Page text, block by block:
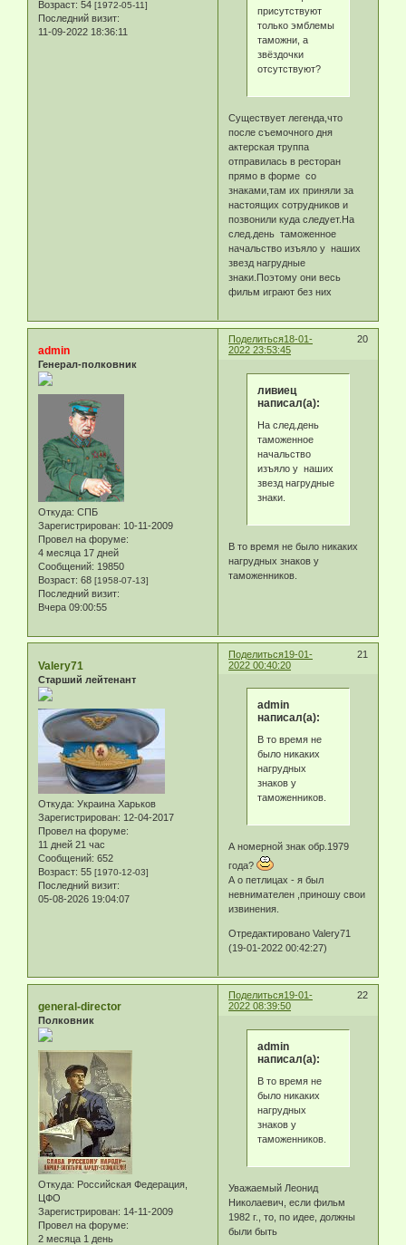
Возраст: 54 [1972-05-11]
Последний визит:
11-09-2022 18:36:11
присутствуют
только эмблемы
таможни, а
звёздочки
отсутствуют?
Существует легенда,что
после съемочного дня
актерская труппа
отправилась в ресторан
прямо в форме со
знаками,там их приняли за
настоящих сотрудников и
позвонили куда следует.На
след.день таможенное
начальство изъяло у наших
звезд нагрудные
знаки.Поэтому они весь
фильм играют без них
Поделиться 20
18-01-
2022 23:53:45
admin
Генерал-полковник
Откуда: СПБ
Зарегистрирован: 10-11-2009
Провел на форуме:
4 месяца 17 дней
Сообщений: 19850
Возраст: 68 [1958-07-13]
Последний визит:
Вчера 09:00:55
ливиец
написал(а):
На след.день
таможенное
начальство
изъяло у наших
звезд нагрудные
знаки.
В то время не было никаких
нагрудных знаков у
таможенников.
Поделиться 21
19-01-
2022 00:40:20
Valery71
Старший лейтенант
Откуда: Украина Харьков
Зарегистрирован: 12-04-2017
Провел на форуме:
11 дней 21 час
Сообщений: 652
Возраст: 55 [1970-12-03]
Последний визит:
05-08-2026 19:04:07
admin
написал(а):
В то время не
было никаких
нагрудных
знаков у
таможенников.
А номерной знак обр.1979
года?
А о петлицах - я был
невнимателен ,приношу свои
извинения.
Отредактировано Valery71
(19-01-2022 00:42:27)
Поделиться 22
19-01-
2022 08:39:50
general-director
Полковник
Откуда: Российская Федерация,
ЦФО
Зарегистрирован: 14-11-2009
Провел на форуме:
2 месяца 1 день
admin
написал(а):
В то время не
было никаких
нагрудных
знаков у
таможенников.
Уважаемый Леонид
Николаевич, если фильм
1982 г., то, по идее, должны
были быть